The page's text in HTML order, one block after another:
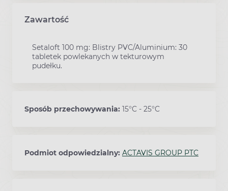
Zawartość
Setaloft 100 mg: Blistry PVC/Aluminium: 30
tabletek powlekanych w tekturowym
pudełku.
Sposób przechowywania: 15°C - 25°C
Podmiot odpowiedzialny: ACTAVIS GROUP PTC